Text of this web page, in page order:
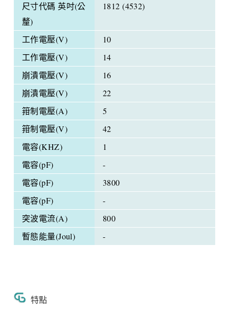
尺寸代碼 英吋(公
釐)
1812 (4532)
工作電壓(V)
10
工作電壓(V)
14
崩潰電壓(V)
16
崩潰電壓(V)
22
箝制電壓(A)
5
箝制電壓(V)
42
電容(KHZ)
1
電容(pF)
-
電容(pF)
3800
電容(pF)
-
突波電流(A)
800
暫態能量(Joul)
-
特點